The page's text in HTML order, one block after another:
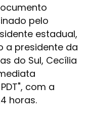
pelo
estadual,
a presidente da
do Sul, Cecília
com a
horas.